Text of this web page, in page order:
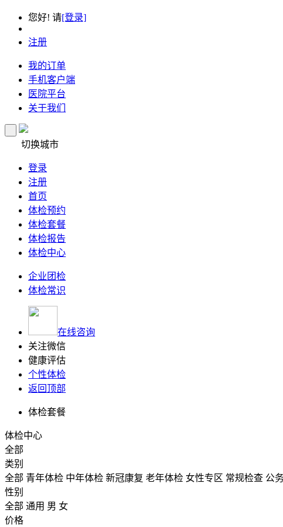
您好! 请[登录]
注册
我的订单
手机客户端
医院平台
关于我们
切换城市
登录
注册
首页
体检预约
体检套餐
体检报告
体检中心
企业团检
体检常识
在线咨询
关注微信
健康评估
个性体检
返回顶部
体检套餐
体检中心
全部
类别
全部 青年体检 中年体检 新冠康复 老年体检 女性专区 常规检查 公
性别
全部 通用 男 女
价格